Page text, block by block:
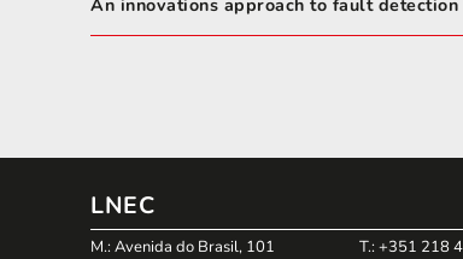
An innovations approach to fault
LNEC
M.: Avenida do Brasil, 101
T.: +351 218